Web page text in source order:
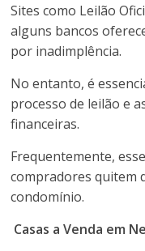
Sites como Leilão
alguns bancos
por inadimplência.
No entanto, é
processo de leilão e
financeiras.
Frequentemente,
compradores quitem
condomínio.
Casas a Venda em